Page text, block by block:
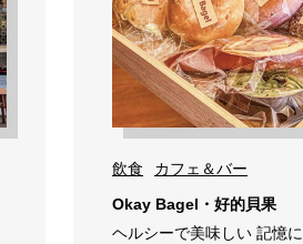
飲食
カフェ＆バー
Okay Bagel・好的貝果
ヘルシーで美味しい 記憶